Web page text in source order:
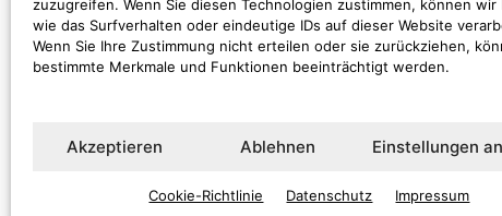
zuzugreifen. Wenn Sie diesen Technologien zustimmen, können wir
wie das Surfverhalten oder eindeutige IDs auf dieser Website
Wenn Sie Ihre Zustimmung nicht erteilen oder sie zurückziehen,
bestimmte Merkmale und Funktionen beeinträchtigt werden.
Akzeptieren Ablehnen Einstellungen
Cookie-Richtlinie Datenschutz Impressum